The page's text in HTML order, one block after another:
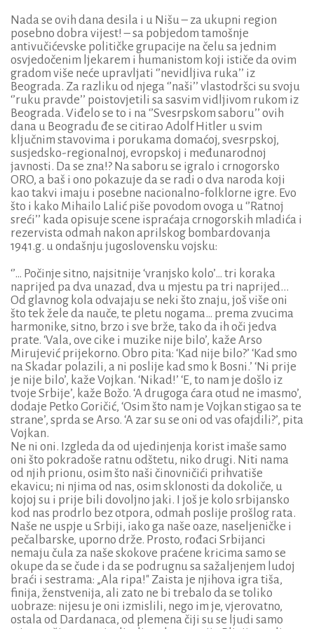
Nada se ovih dana desila i u Nišu – za ukupni region
posebno dobra vijest! – sa pobjedom tamošnje
antivučićevske političke grupacije na čelu sa jednim
osvjedočenim ljekarem i humanistom koji ističe da ovim
gradom više neće upravljati ‘’nevidljiva ruka’’ iz
Beograda. Za razliku od njega ‘’naši’’ vlastodršci su svoju
‘’ruku pravde’’ poistovjetili sa sasvim vidljivom rukom iz
Beograda. Viđelo se to i na ‘’Svesrpskom saboru’’ ovih
dana u Beogradu đe se citirao Adolf Hitler u svim
ključnim stavovima i porukama domaćoj, svesrpskoj,
susjedsko-regionalnoj, evropskoj i međunarodnoj
javnosti. Da se zna!? Na saboru se igralo i crnogorsko
ORO, a baš i ono pokazuje da se radi o dva naroda koji
kao takvi imaju i posebne nacionalno-folklorne igre. Evo
što i kako Mihailo Lalić piše povodom ovoga u ‘’Ratnoj
sreći’’ kada opisuje scene ispraćaja crnogorskih mladića i
rezervista odmah nakon aprilskog bombardovanja
1941.g. u ondašnju jugoslovensku vojsku:
‘’… Počinje sitno, najsitnije ‘vranjsko kolo’… tri koraka
naprijed pa dva unazad, dva u mjestu pa tri naprijed...
Od glavnog kola odvajaju se neki što znaju, još više oni
što tek žele da nauče, te pletu nogama… prema zvucima
harmonike, sitno, brzo i sve brže, tako da ih oči jedva
prate. ‘Vala, ove cike i muzike nije bilo’, kaže Arso
Mirujević prijekorno. Obro pita: ‘Kad nije bilo?’ ‘Kad smo
na Skadar polazili, a ni poslije kad smo k Bosni.’ ‘Ni prije
je nije bilo’, kaže Vojkan. ‘Nikad!’ ‘E, to nam je došlo iz
tvoje Srbije’, kaže Božo. ‘A drugoga ćara otud ne imasmo’,
dodaje Petko Goričić, ‘Osim što nam je Vojkan stigao sa te
strane’, sprda se Arso. ‘A zar su se oni od vas ofajdili?’, pita
Vojkan.
Ne ni oni. Izgleda da od ujedinjenja korist imaše samo
oni što pokradoše ratnu odštetu, niko drugi. Niti nama
od njih prionu, osim što naši činovničići prihvatiše
ekavicu; ni njima od nas, osim sklonosti da dokoliče, u
kojoj su i prije bili dovoljno jaki. I još je kolo srbijansko
kod nas prodrlo bez otpora, odmah poslije prošlog rata.
Naše ne uspje u Srbiji, iako ga naše oaze, naseljeničke i
pečalbarske, uporno drže. Prosto, rođaci Srbijanci
nemaju čula za naše skokove praćene kricima samo se
okupe da se čude i da se podrugnu sa sažaljenjem ludoj
braći i sestrama: „Ala ripa!" Zaista je njihova igra tiša,
finija, ženstvenija, ali zato ne bi trebalo da se toliko
uobraze: nijesu je oni izmislili, nego im je, vjerovatno,
ostala od Dardanaca, od plemena čiji su se ljudi samo